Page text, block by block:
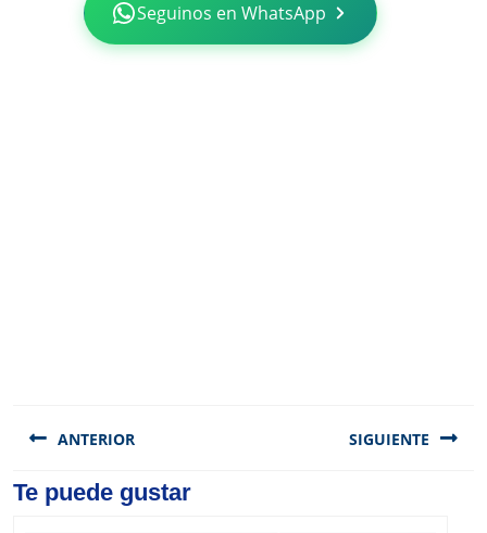
Seguinos en WhatsApp
de
ANTERIOR
Previous
SIGUIENTE
Te puede gustar